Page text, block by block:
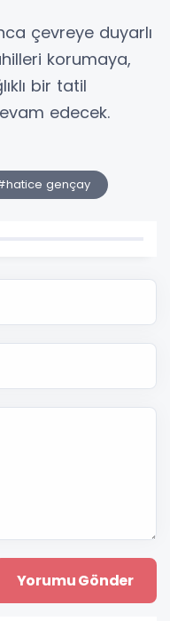
çevreye duyarlı
korumaya,
bir tatil
edecek.
gençay